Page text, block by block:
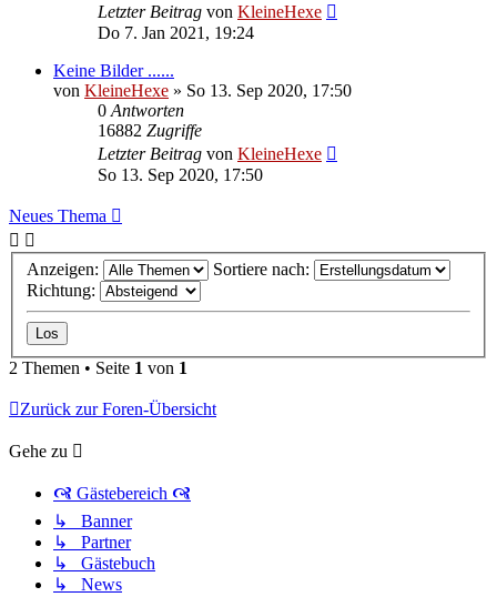
Letzter Beitrag von KleineHexe
Do 7. Jan 2021, 19:24
Keine Bilder ......
von KleineHexe » So 13. Sep 2020, 17:50
0 Antworten
16882 Zugriffe
Letzter Beitrag von KleineHexe
So 13. Sep 2020, 17:50
Neues Thema
Anzeigen:
Sortiere nach:
Richtung:
2 Themen • Seite 1 von 1
Zurück zur Foren-Übersicht
Gehe zu
🙧 Gästebereich 🙧
↳ Banner
↳ Partner
↳ Gästebuch
↳ News